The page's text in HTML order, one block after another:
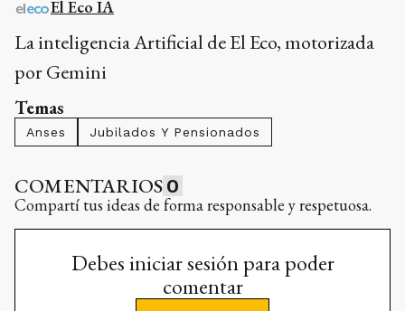
El Eco IA
La inteligencia Artificial de El Eco, motorizada
por Gemini
Temas
Anses Jubilados Y Pensionados
COMENTARIOS 0
Compartí tus ideas de forma responsable y respetuosa.
Debes iniciar sesión para poder
comentar